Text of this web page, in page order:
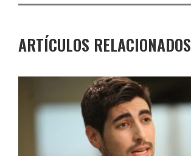
ARTÍCULOS RELACIONADOS